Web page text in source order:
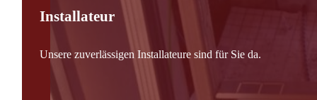
Installateur
Unsere zuverlässigen Installateure sind für Sie da.